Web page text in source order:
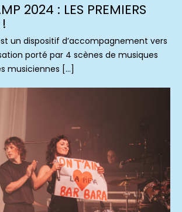
2024 : LES PREMIERS
un dispositif d’accompagnement vers
porté par 4 scènes de musiques
musiciennes […]